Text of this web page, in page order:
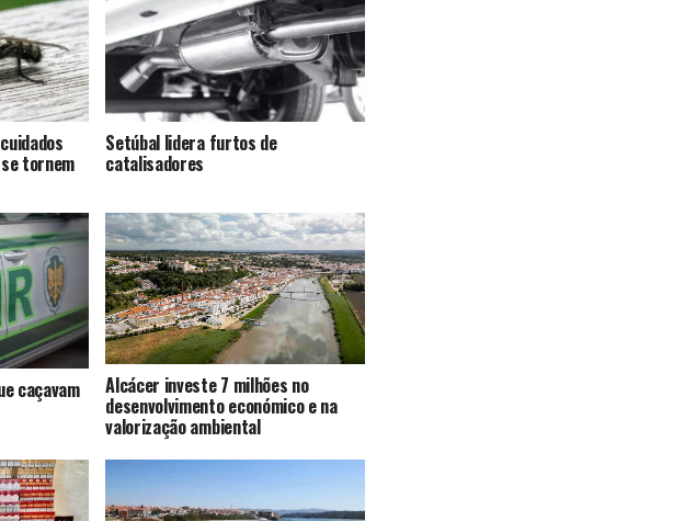
tornem
Setúbal lidera furtos de
catalisadores
caçavam Alcácer investe 7 milhões no
desenvolvimento económico e na
valorização ambiental